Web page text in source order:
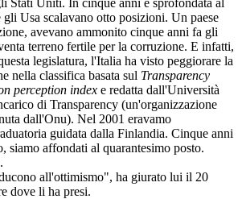
gli Usa scalavano otto posizioni. Un paese
avevano ammonito cinque anni fa gli
terreno fertile per la corruzione. E infatti,
legislatura, l'Italia ha visto peggiorare la
nella classifica basata sul Transparency
perception index e redatta dall'Università
di Transparency (un'organizzazione
dall'Onu). Nel 2001 eravamo
guidata dalla Finlandia. Cinque anni
siamo affondati al quarantesimo posto.
all'ottimismo", ha giurato lui il 20
dove li ha presi.